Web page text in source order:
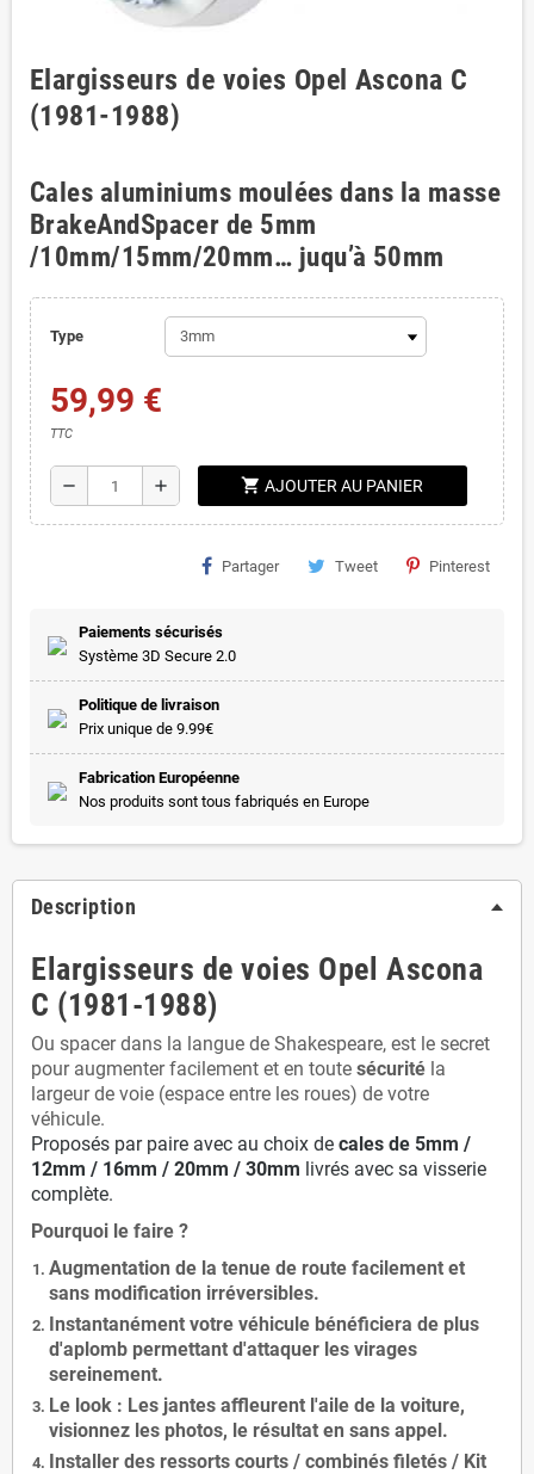
Elargisseurs de voies Opel Ascona C
(1981-1988)
Cales aluminiums moulées dans la masse
BrakeAndSpacer de 5mm
/10mm/15mm/20mm… juqu’à 50mm
Type
59,99 €
TTC
remove add shopping_cart AJOUTER AU PANIER
Partager Tweet Pinterest
Paiements sécurisés
Système 3D Secure 2.0
Politique de livraison
Prix unique de 9.99€
Fabrication Européenne
Nos produits sont tous fabriqués en Europe
Description
Elargisseurs de voies Opel Ascona
C (1981-1988)
Ou spacer dans la langue de Shakespeare, est le secret
pour augmenter facilement et en toute sécurité la
largeur de voie (espace entre les roues) de votre
véhicule.
Proposés par paire avec au choix de cales de 5mm /
12mm / 16mm / 20mm / 30mm livrés avec sa visserie
complète.
Pourquoi le faire ?
Augmentation de la tenue de route facilement et
sans modification irréversibles.
Instantanément votre véhicule bénéficiera de plus
d'aplomb permettant d'attaquer les virages
sereinement.
Le look : Les jantes affleurent l'aile de la voiture,
visionnez les photos, le résultat en sans appel.
Installer des ressorts courts / combinés filetés / Kit